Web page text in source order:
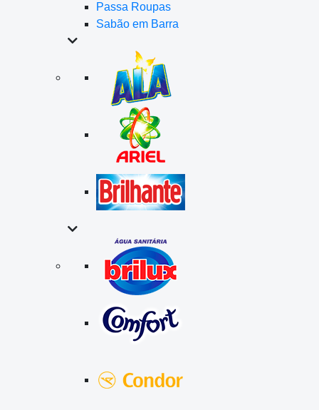
Passa Roupas
Sabão em Barra